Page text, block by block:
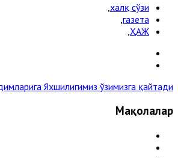
халқ сўзи
газета
ҲАЖ
Яхшилигимиз ўзимизга қайтади »
Мақолалар